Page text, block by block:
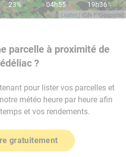
Leaflet | IGN-F/Geoportail
23% 04h55 19h36
parcelle à proximité de
?
pour lister vos parcelles et
météo heure par heure afin
et vos rendements.
gratuitement